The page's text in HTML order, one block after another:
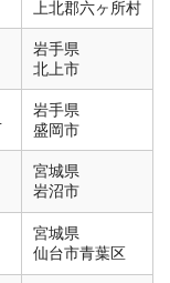
上北郡六ヶ所村
岩手県
北上市
岩手県
盛岡市
宮城県
岩沼市
宮城県
仙台市青葉区